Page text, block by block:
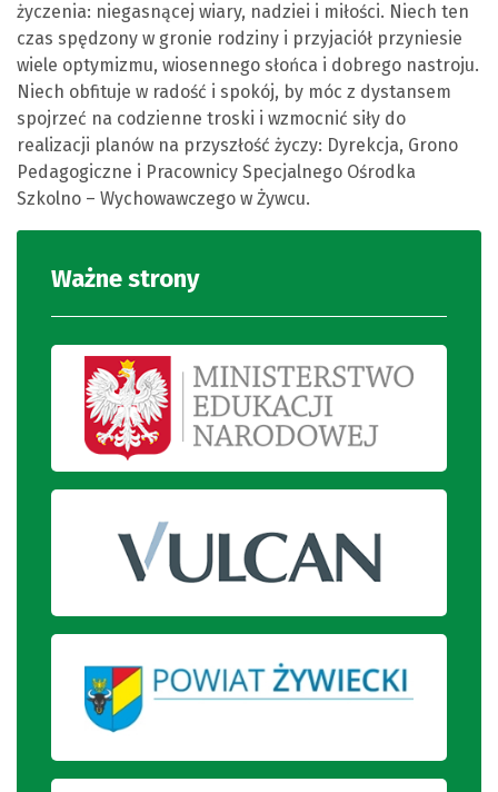
życzenia: niegasnącej wiary, nadziei i miłości. Niech ten
czas spędzony w gronie rodziny i przyjaciół przyniesie
wiele optymizmu, wiosennego słońca i dobrego nastroju.
Niech obfituje w radość i spokój, by móc z dystansem
spojrzeć na codzienne troski i wzmocnić siły do
realizacji planów na przyszłość życzy: Dyrekcja, Grono
Pedagogiczne i Pracownicy Specjalnego Ośrodka
Szkolno – Wychowawczego w Żywcu.
Ważne strony